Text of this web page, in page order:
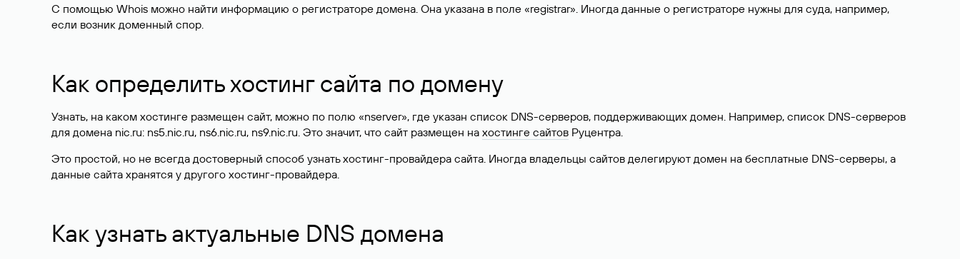
С помощью Whois можно найти информацию о регистраторе домена. Она указана в поле «registrar». Иногда данные о регистраторе нужны для суда, например,
если возник доменный спор.
Как определить хостинг сайта по домену
Узнать, на каком хостинге размещен сайт, можно по полю «nserver», где указан список DNS-серверов, поддерживающих домен. Например, список DNS-серверов
для домена nic.ru: ns5.nic.ru, ns6.nic.ru, ns9.nic.ru. Это значит, что сайт размещен на хостинге сайтов Руцентра.
Это простой, но не всегда достоверный способ узнать хостинг-провайдера сайта. Иногда владельцы сайтов делегируют домен на бесплатные DNS-серверы, а
данные сайта хранятся у другого хостинг-провайдера.
Как узнать актуальные DNS домена